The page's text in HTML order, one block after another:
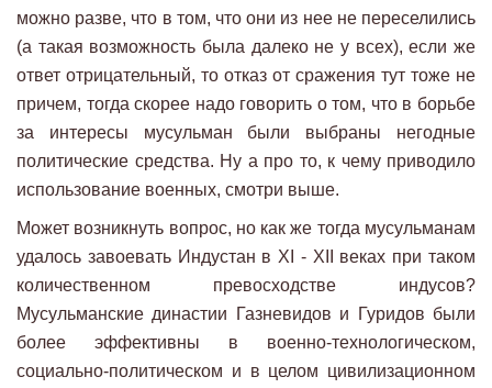
можно разве, что в том, что они из нее не переселились
(а такая возможность была далеко не у всех), если же
ответ отрицательный, то отказ от сражения тут тоже не
причем, тогда скорее надо говорить о том, что в борьбе
за интересы мусульман были выбраны негодные
политические средства. Ну а про то, к чему приводило
использование военных, смотри выше.
Может возникнуть вопрос, но как же тогда мусульманам
удалось завоевать Индустан в XI - XII веках при таком
количественном превосходстве индусов?
Мусульманские династии Газневидов и Гуридов были
более эффективны в военно-технологическом,
социально-политическом и в целом цивилизационном